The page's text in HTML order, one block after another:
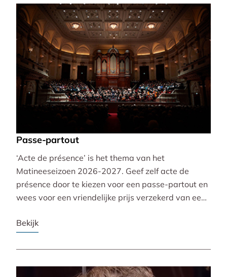
Passe-partout
‘Acte de présence’ is het thema van het
Matineeseizoen 2026-2027. Geef zelf acte de
présence door te kiezen voor een passe-partout en
wees voor een vriendelijke prijs verzekerd van een
Bekijk